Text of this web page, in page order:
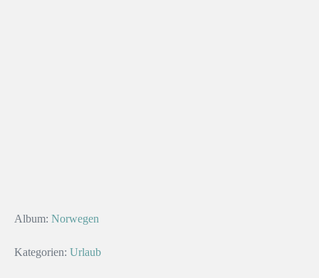
Album: Norwegen
Kategorien: Urlaub